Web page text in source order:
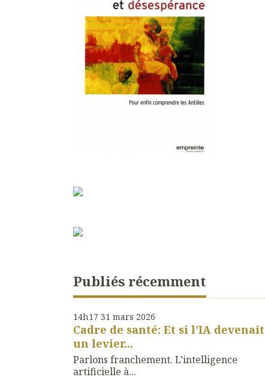
Publiés récemment
14h17 31 mars 2026
Cadre de santé: Et si l'IA devenait
un levier...
Parlons franchement. L’intelligence
artificielle à...